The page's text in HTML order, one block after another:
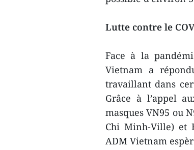
Lutte contre le
Face à la
Vietnam a
travaillant dans
Grâce à l’appel
masques VN95 ou
Chi Minh-Ville) et
ADM Vietnam